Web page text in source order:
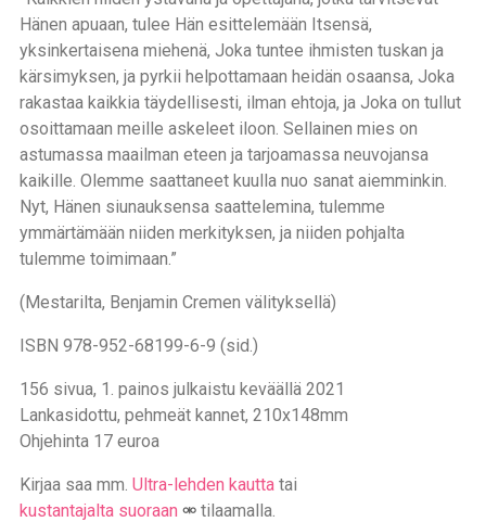
Hänen apuaan, tulee Hän esittelemään Itsensä,
yksinkertaisena miehenä, Joka tuntee ihmisten tuskan ja
kärsimyksen, ja pyrkii helpottamaan heidän osaansa, Joka
rakastaa kaikkia täydellisesti, ilman ehtoja, ja Joka on tullut
osoittamaan meille askeleet iloon. Sellainen mies on
astumassa maailman eteen ja tarjoamassa neuvojansa
kaikille. Olemme saattaneet kuulla nuo sanat aiemminkin.
Nyt, Hänen siunauksensa saattelemina, tulemme
ymmärtämään niiden merkityksen, ja niiden pohjalta
tulemme toimimaan.”
(Mestarilta, Benjamin Cremen välityksellä)
ISBN 978-952-68199-6-9 (sid.)
156 sivua, 1. painos julkaistu keväällä 2021
Lankasidottu, pehmeät kannet, 210x148mm
Ohjehinta 17 euroa
Kirjaa saa mm. Ultra-lehden kauttatai
kustantajalta suoraan
tilaamalla.